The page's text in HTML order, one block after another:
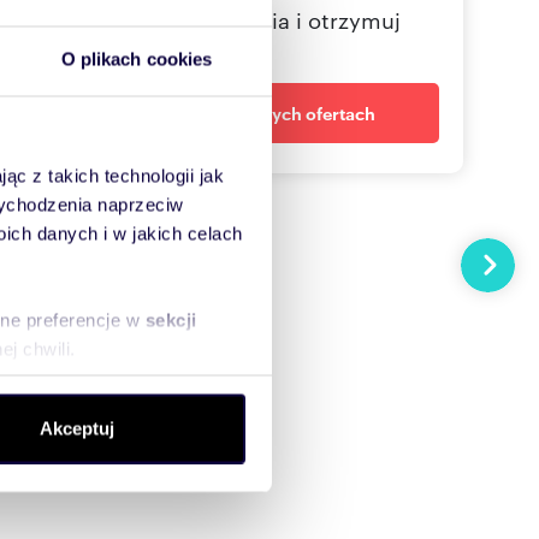
O plikach cookies
z takich technologii jak
naprzeciw
danych i w jakich celach
preferencje w sekcji
chwili.
społecznościowym,
od Ciebie lub
Akceptuj
Określ swoje oczekiwania i otrzymuj
dopasowane oferty
Powiadom o nowych ofertach